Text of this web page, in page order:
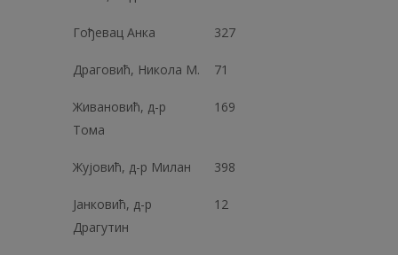
Гођевац Анка 327
Драговић, Никола М. 71
Живановић, д-р
Тома
169
Жујовић, д-р Милан 398
Јанковић, д-р
Драгутин
12